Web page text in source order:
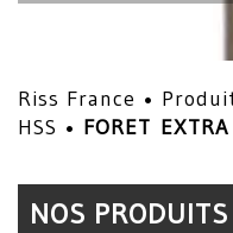
Riss France •
HSS • FORET
NOS PRODUITS